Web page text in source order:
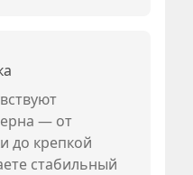
— от
до крепкой
стабильный